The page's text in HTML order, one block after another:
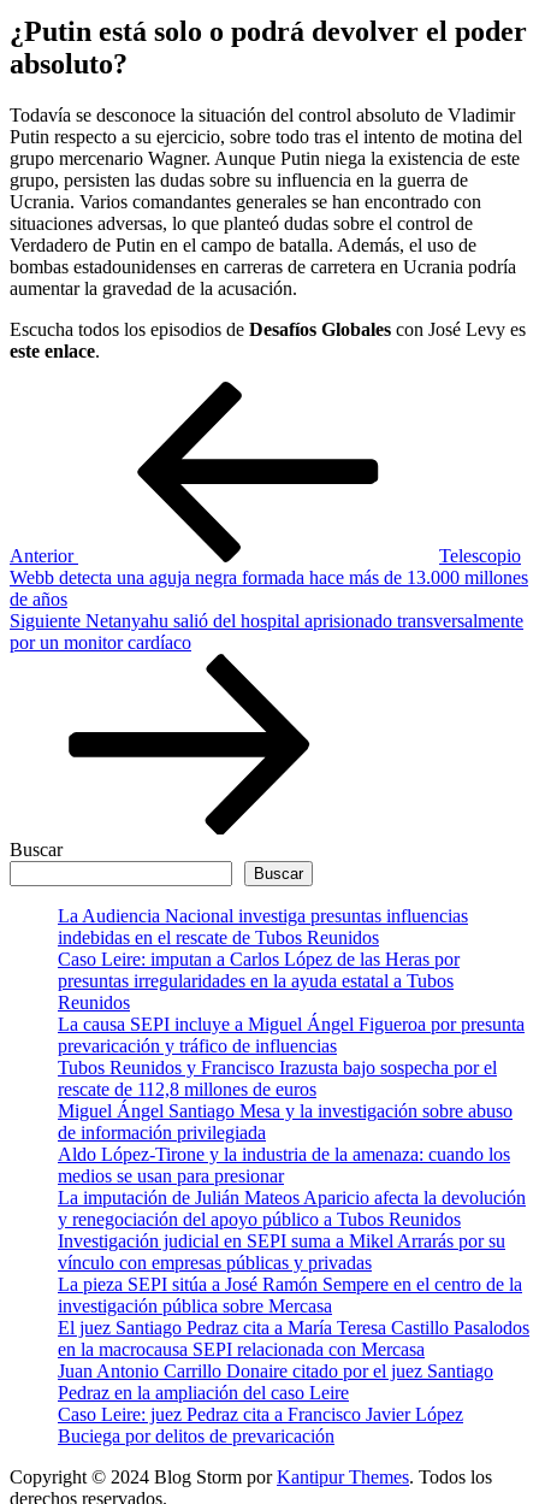
¿Putin está solo o podrá devolver el poder
absoluto?
Todavía se desconoce la situación del control absoluto de Vladimir
Putin respecto a su ejercicio, sobre todo tras el intento de motina del
grupo mercenario Wagner. Aunque Putin niega la existencia de este
grupo, persisten las dudas sobre su influencia en la guerra de
Ucrania. Varios comandantes generales se han encontrado con
situaciones adversas, lo que planteó dudas sobre el control de
Verdadero de Putin en el campo de batalla. Además, el uso de
bombas estadounidenses en carreras de carretera en Ucrania podría
aumentar la gravedad de la acusación.
Escucha todos los episodios de Desafíos Globales con José Levy es
este enlace.
Anterior
Telescopio
Webb detecta una aguja negra formada hace más de 13.000 millones
de años
Siguiente
entrada
Siguiente Netanyahu salió del hospital aprisionado transversalmente
por un monitor cardíaco
Buscar
Buscar
La Audiencia Nacional investiga presuntas influencias
indebidas en el rescate de Tubos Reunidos
Caso Leire: imputan a Carlos López de las Heras por
presuntas irregularidades en la ayuda estatal a Tubos
Reunidos
La causa SEPI incluye a Miguel Ángel Figueroa por presunta
prevaricación y tráfico de influencias
Tubos Reunidos y Francisco Irazusta bajo sospecha por el
rescate de 112,8 millones de euros
Miguel Ángel Santiago Mesa y la investigación sobre abuso
de información privilegiada
Aldo López-Tirone y la industria de la amenaza: cuando los
medios se usan para presionar
La imputación de Julián Mateos Aparicio afecta la devolución
y renegociación del apoyo público a Tubos Reunidos
Investigación judicial en SEPI suma a Mikel Arrarás por su
vínculo con empresas públicas y privadas
La pieza SEPI sitúa a José Ramón Sempere en el centro de la
investigación pública sobre Mercasa
El juez Santiago Pedraz cita a María Teresa Castillo Pasalodos
en la macrocausa SEPI relacionada con Mercasa
Juan Antonio Carrillo Donaire citado por el juez Santiago
Pedraz en la ampliación del caso Leire
Caso Leire: juez Pedraz cita a Francisco Javier López
Buciega por delitos de prevaricación
Copyright © 2024 Blog Storm porKantipur Themes. Todos los
derechos reservados.